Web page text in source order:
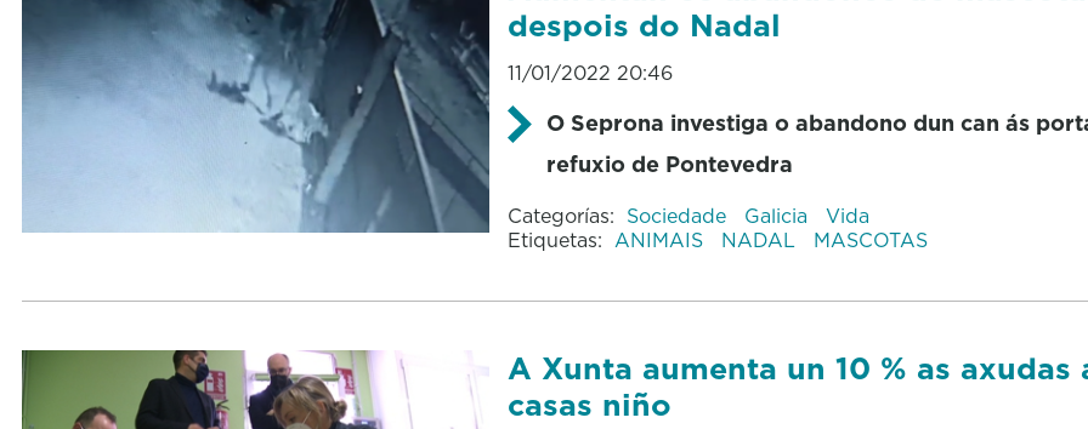
despois do Nadal
11/01/2022 20:46
O Seprona investiga o abandono dun can ás
refuxio de Pontevedra
Categorías: Sociedade Galicia
Vida
Etiquetas: ANIMAIS NADAL MASCOTAS
A Xunta aumenta un 10 % as axudas
casas niño